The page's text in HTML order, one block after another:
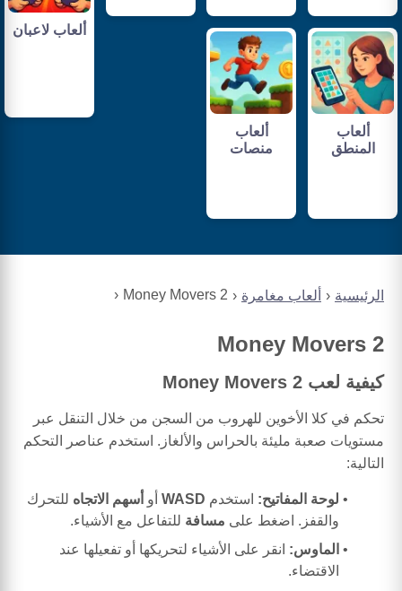
الرئيسية ألعاب مغامرة Money Movers 2
Money Movers 2
كيفية لعب Money Movers 2
تحكم في كلا الأخوين للهروب من السجن من خلال التنقل عبر
مستويات صعبة مليئة بالحراس والألغاز. استخدم عناصر التحكم
التالية:
لوحة المفاتيح: استخدم WASD أو أسهم الاتجاه للتحرك
والقفز. اضغط على مسافة للتفاعل مع الأشياء.
الماوس: انقر على الأشياء لتحريكها أو تفعيلها عند
الاقتضاء.
ألعاب لاعبان
ألعاب
المنطق
ألعاب
منصات